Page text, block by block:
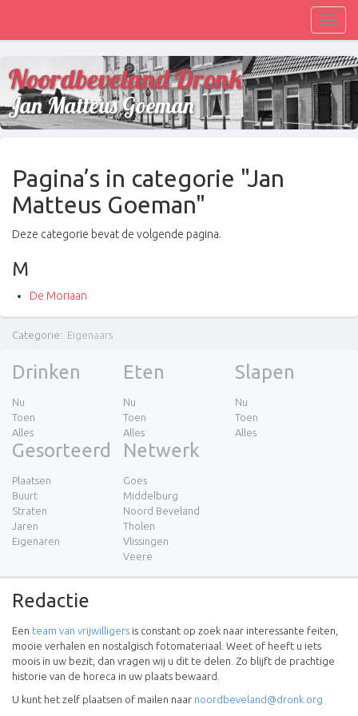
Noordbeveland Dronk
Jan Matteus Goeman
Pagina’s in categorie "Jan
Matteus Goeman"
Deze categorie bevat de volgende pagina.
M
De Moriaan
Categorie: Eigenaars
Drinken
Nu
Toen
Alles
Eten
Nu
Toen
Alles
Slapen
Nu
Toen
Alles
Gesorteerd
Plaatsen
Buurt
Straten
Jaren
Eigenaren
Netwerk
Goes
Middelburg
Noord Beveland
Tholen
Vlissingen
Veere
Redactie
Een team van vrijwilligers is constant op zoek naar interessante feiten,
mooie verhalen en nostalgisch fotomateriaal. Weet of heeft u iets
moois in uw bezit, dan vragen wij u dit te delen. Zo blijft de prachtige
historie van de horeca in uw plaats bewaard.
U kunt het zelf plaatsen of mailen naar noordbeveland@dronk.org